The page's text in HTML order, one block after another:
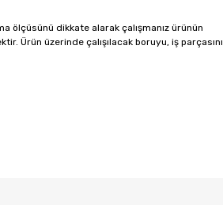
ölçüsünü dikkate alarak çalışmanız ürünün
Ürün üzerinde çalışılacak boruyu, iş parçasını